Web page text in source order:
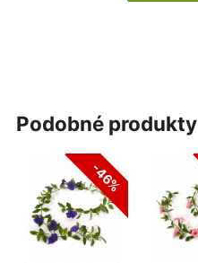
podobné produkty
-46%